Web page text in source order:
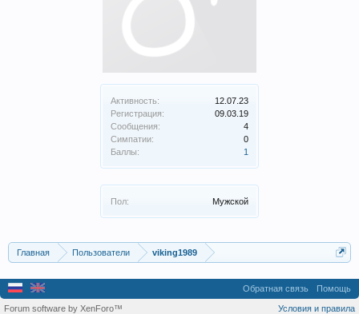
Активность:
12.07.23
Регистрация:
09.03.19
Сообщения:
4
Симпатии:
0
Баллы:
1
Пол: Мужской
Главная Пользователи viking1989
Обратная связь Помощь
Условия и правила
Forum software by XenForo™